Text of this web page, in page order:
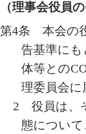
（理事会役員
第4条 本会の
告基準に
体等との
理委員会
2 役員は、
態について